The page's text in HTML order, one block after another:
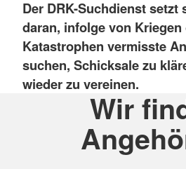
Der DRK-Suchdienst setzt
daran, infolge von Kriegen
Katastrophen vermisste
suchen, Schicksale zu
wieder zu vereinen.
Wir